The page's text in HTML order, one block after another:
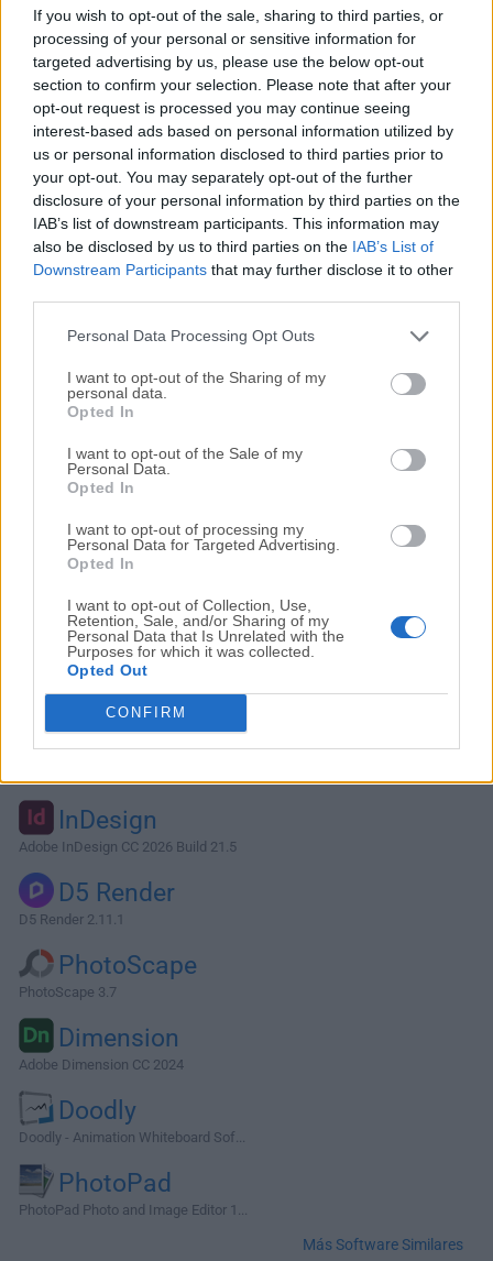
If you wish to opt-out of the sale, sharing to third parties, or
processing of your personal or sensitive information for
targeted advertising by us, please use the below opt-out
section to confirm your selection. Please note that after your
opt-out request is processed you may continue seeing
interest-based ads based on personal information utilized by
us or personal information disclosed to third parties prior to
your opt-out. You may separately opt-out of the further
disclosure of your personal information by third parties on the
IAB’s list of downstream participants. This information may
also be disclosed by us to third parties on the IAB’s List of
Downstream Participants that may further disclose it to other
Personal Data Processing Opt Outs
I want to opt-out of the Sharing of my
personal data.
Opted In
I want to opt-out of the Sale of my
Personal Data.
Opted In
I want to opt-out of processing my
Personal Data for Targeted Advertising.
Opted In
I want to opt-out of Collection, Use,
Retention, Sale, and/or Sharing of my
Personal Data that Is Unrelated with the
Purposes for which it was collected.
Opted Out
CONFIRM
XnView es un visor y conversor de imágenes gratuito para
Windows desarrollado por Pierre-Emmanuel Gougelet.
Permite a los usuarios visualizar, navegar, organizar y
procesar imágenes por lotes con facilidad.Conocido por su
ligereza y amplia compatibilidad de formatos, XnView
Classic para PC es especialmente popular entre los
usuarios que requieren una alternativa rápida pero capaz a
un software de gestión de fotos más
voluminoso.Características Principales Soporte para más
de 500 formatos incluyendo JPEG, PNG, TIFF, RAW, PSD y
GIF Navegación por pestañas para visualizar múltiples
imágenes simultáneamente Procesamiento por lotes para
Herramientas básicas de edición de fotos como re...
Alternativas y Software Similar
InDesign
Adobe InDesign CC 2026 Build 21.5
D5 Render
D5 Render 2.11.1
PhotoScape
PhotoScape 3.7
Dimension
Adobe Dimension CC 2024
Doodly
Doodly - Animation Whiteboard Sof...
PhotoPad
PhotoPad Photo and Image Editor 1...
Más Software Similares